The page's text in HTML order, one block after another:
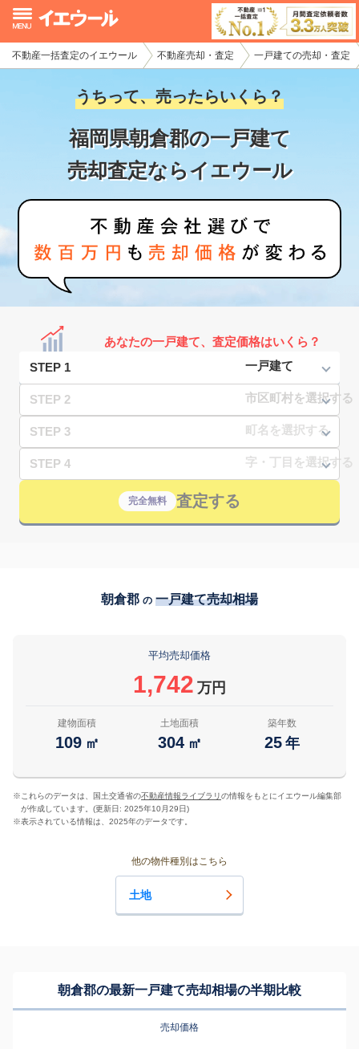
不動産一括査定のイエウール 不動産売却・査定 一戸建ての売却・査定
うちって、売ったらいくら？
福岡県朝倉郡の一戸建て
売却査定ならイエウール
あなたの一戸建て、査定価格はいくら？
STEP 1
STEP 2
STEP 3
STEP 4
完全無料 査定する
朝倉郡 の 一戸建て売却相場
平均売却価格
1,742 万円
建物面積
109 ㎡
土地面積
304 ㎡
築年数
25 年
※ これらのデータは、国土交通省の不動産情報ライブラリの情報をもとにイエウール編集部
が作成しています。(更新日: 2025年10月29日)
※表示されている情報は、2025年のデータです。
他の物件種別はこちら
土地
朝倉郡の最新一戸建て売却相場の半期比較
売却価格
イエウール加盟希望の不動産会社様
初めての方へ
不動産売却の流れ
不動産の売却・一括査定
家査定シミュレーター
お問い合わせ